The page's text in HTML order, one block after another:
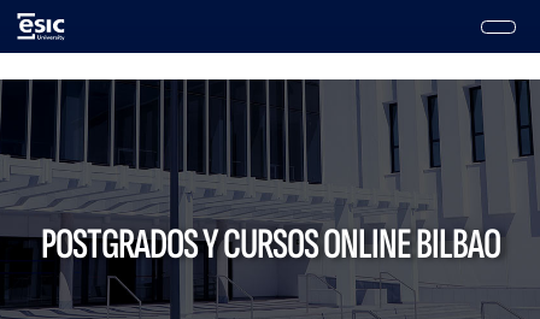
Pasar
principal
navigation
POSTGRADOS Y CURSOS ONLINE BILBAO